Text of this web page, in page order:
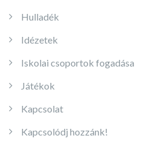
Hulladék
Idézetek
Iskolai csoportok fogadása
Játékok
Kapcsolat
Kapcsolódj hozzánk!